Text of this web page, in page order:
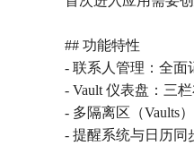
## 功能特性
- 联系人管理：全面
- Vault 仪表盘：三
- 多隔离区（Vaults
- 提醒系统与日历同